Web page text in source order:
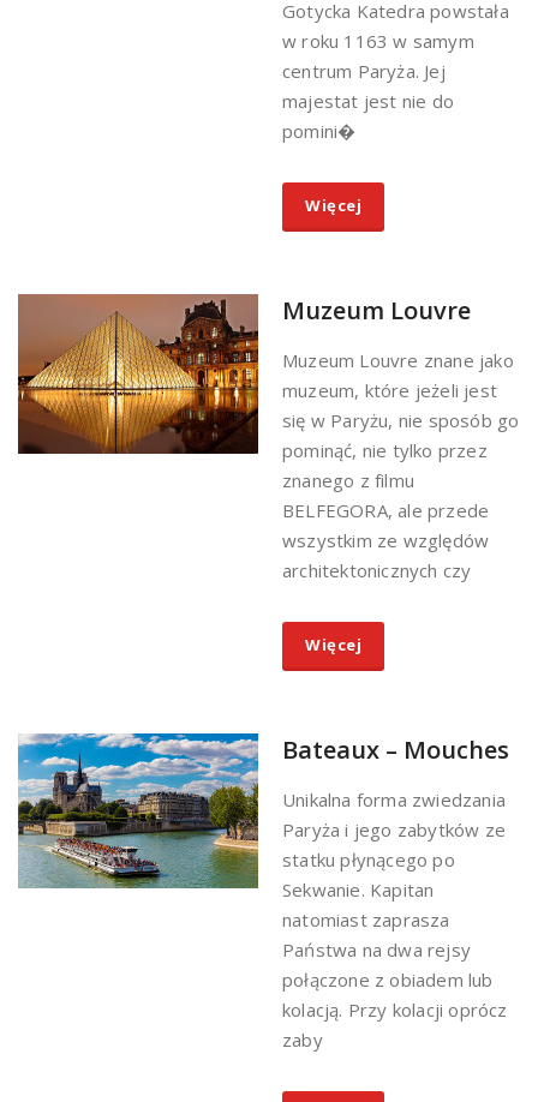
Gotycka Katedra powstała
w roku 1163 w samym
centrum Paryża. Jej
majestat jest nie do
pomini�
Więcej
Muzeum Louvre
Muzeum Louvre znane jako
muzeum, które jeżeli jest
się w Paryżu, nie sposób go
pominąć, nie tylko przez
znanego z filmu
BELFEGORA, ale przede
wszystkim ze względów
architektonicznych czy
Więcej
Bateaux – Mouches
Unikalna forma zwiedzania
Paryża i jego zabytków ze
statku płynącego po
Sekwanie. Kapitan
natomiast zaprasza
Państwa na dwa rejsy
połączone z obiadem lub
kolacją. Przy kolacji oprócz
zaby